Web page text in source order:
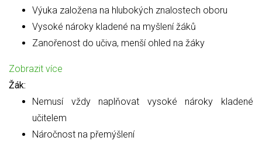
Výuka založena na hlubokých znalostech oboru
Vysoké nároky kladené na myšlení žáků
Zanořenost do učiva, menší ohled na žáky
Zobrazit více
Žák:
Nemusí vždy naplňovat vysoké nároky kladené
učitelem
Náročnost na přemýšlení